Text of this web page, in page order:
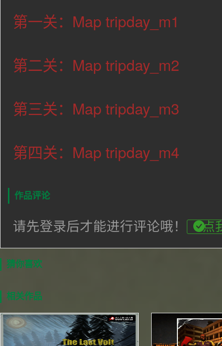
第一关：Map tripday_m1
第二关：Map tripday_m2
第三关：Map tripday_m3
第四关：Map tripday_m4
作品评论
请先登录后才能进行评论哦！ 点
猜你喜欢
相关作品